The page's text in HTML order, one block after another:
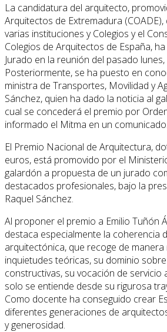
La candidatura del arquitecto,
Arquitectos de Extremadura
varias instituciones y Colegios y el
Colegios de Arquitectos de España,
Jurado en la reunión del pasado
Posteriormente, se ha puesto en
ministra de Transportes, Movilidad y
Sánchez, quien ha dado la noticia al
cual se concederá el premio por
informado el Mitma en un comunicado.
El Premio Nacional de Arquitectura,
euros, está promovido por el
galardón a propuesta de un jurado
destacados profesionales, bajo la
Raquel Sánchez.
Al proponer el premio a Emilio Tuñón
destaca especialmente la coherencia
arquitectónica, que recoge de manera
inquietudes teóricas, su dominio
constructivas, su vocación de servicio
solo se entiende desde su rigurosa
Como docente ha conseguido crear
diferentes generaciones de
y generosidad.